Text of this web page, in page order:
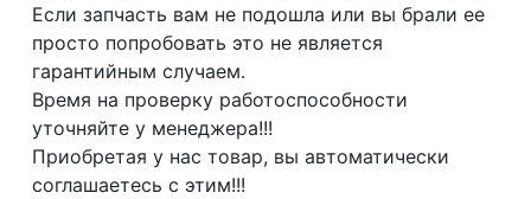
Если запчасть вам не подошла или вы брали ее
просто попробовать это не является
гарантийным случаем.
Время на проверку работоспособности
уточняйте у менеджера!!!
Приобретая у нас товар, вы автоматически
соглашаетесь с этим!!!